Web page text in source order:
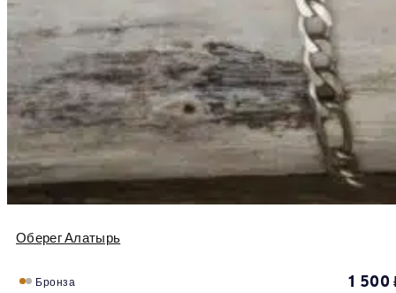
Оберег Алатырь
Бронза 1 500